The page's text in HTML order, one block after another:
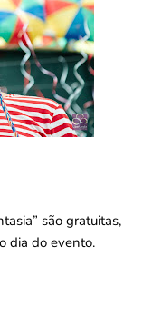
são gratuitas,
dia do evento.